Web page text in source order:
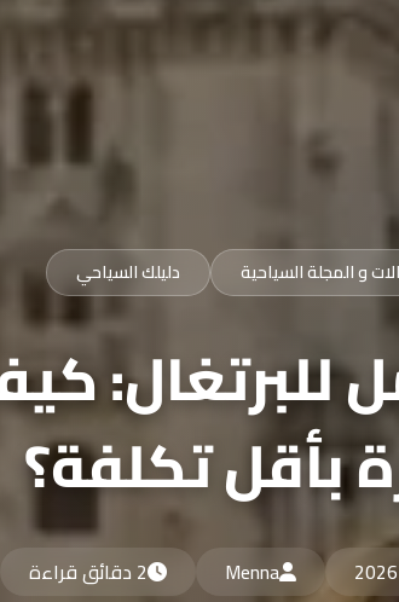
و المجلة السياحية دليلك السياحي
للبرتغال:
بأقل تكلفة؟
Menna 2 دقائق قراءة